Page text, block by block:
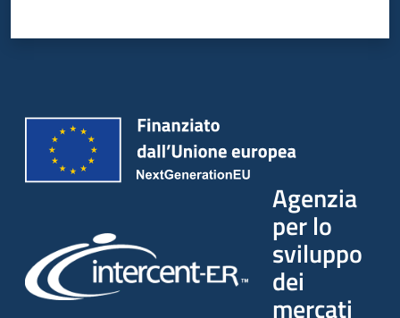
Agenzia
per lo
sviluppo
dei
mercati